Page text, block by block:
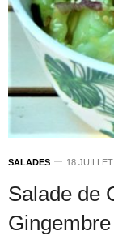
SALADES 18
Salade de